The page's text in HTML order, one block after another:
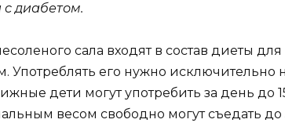
диабетом.
сала входят в состав диеты
Употреблять его нужно исключительно
дети могут употребить за день до
весом свободно могут съедать до